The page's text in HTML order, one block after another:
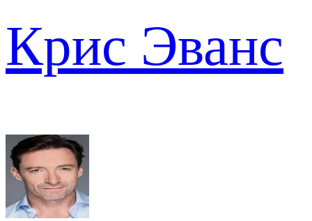
Крис Эванс